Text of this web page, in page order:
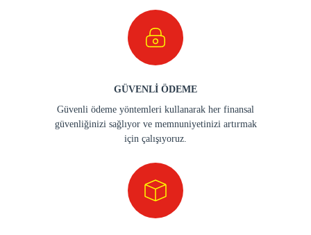
GÜVENLİ ÖDEME
Güvenli ödeme yöntemleri kullanarak her finansal
güvenliğinizi sağlıyor ve memnuniyetinizi artırmak
için çalışıyoruz.